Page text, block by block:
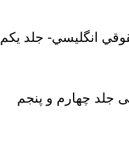
انگليسي- جلد يكم
جلد چهارم و پنجم